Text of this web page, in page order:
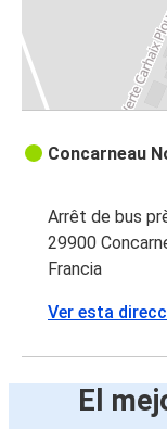
Concarneau
Arrêt de bus
29900
Francia
Ver esta
El